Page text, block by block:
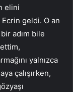
elini
Ecrin geldi. O an
adım bile
yalnızca
çalışırken,